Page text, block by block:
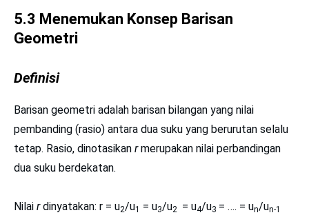
5.3 Menemukan Konsep Barisan
Geometri
Definisi
Barisan geometri adalah barisan bilangan yang nilai
pembanding (rasio) antara dua suku yang berurutan selalu
tetap. Rasio, dinotasikan rmerupakan nilai perbandingan
dua suku berdekatan.
Nilai rdinyatakan: r = u2/u1 = u3/u2 = u4/u3 = …. = un/un-1